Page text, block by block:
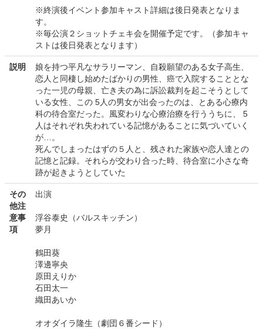
※終演後イベント参加キャスト詳細は後日発表となりま
す。
※毎公演２ショットチェキ会を開催予定です。（参加キャ
ストは後日発表となります）
説明
娘を持つ平凡なサラリーマン、自殺願望のある女子高生、
恋人と同棲し始めたばかりの男性、癌で入院することとな
った一児の母親、亡き夫の為に訴訟裁判を起こそうとして
いる女性、この 5人の男女が出会ったのは、とある心療内
科の待合室だった。風変わりな心療治療を行ううちに、 5
人はそれぞれ失われている記憶があることに気づいていく
が…。
死んでしまったはずの５人と、残された家族や恋人達との
記憶と記録。それらが交わり合った時、待合室に小さな奇
跡が起きようとしていた
その
他注
意事
項
出演
浮谷泰史（バルスキッチン）
夢月
鶴田葵
澤邊寧央
原田えりか
石田太一
織田あいか
オオダイラ隆生（劇団６番シード）